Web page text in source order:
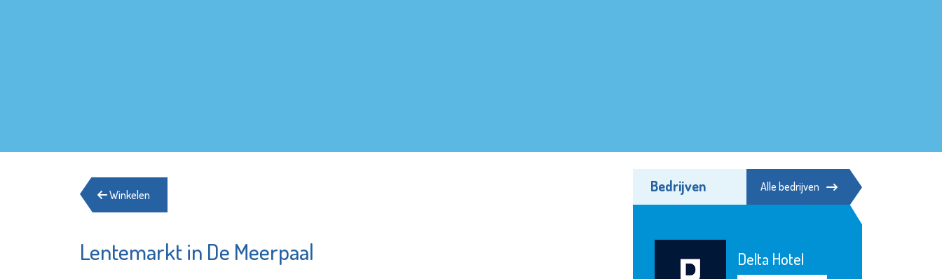
Winkelen
Lentemarkt in De Meerpaal
Bedrijven Alle bedrijven
Prevenzie
Stadsgehoorzaal
Vlaardingen
Delta Hotel